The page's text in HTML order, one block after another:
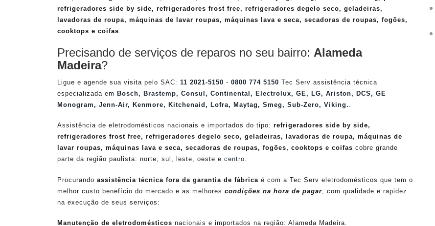
refrigeradores side by side, refrigeradores frost free, refrigeradores degelo seco, geladeiras,
lavadoras de roupa, máquinas de lavar roupas, máquinas lava e seca, secadoras de roupas, fogões,
cooktops e coifas.
Precisando de serviços de reparos no seu bairro: Alameda
Madeira?
Ligue e agende sua visita pelo SAC: 11 2021-5150 - 0800 774 5150 Tec Serv assistência técnica
especializada em Bosch, Brastemp, Consul , Continental , Electrolux, GE , LG, Ariston, DCS , GE
Monogram , Jenn-Air, Kenmore, Kitchenaid , Lofra, Maytag , Smeg , Sub-Zero, Viking.
Assistência de eletrodomésticos nacionais e importados do tipo: refrigeradores side by side,
refrigeradores frost free, refrigeradores degelo seco, geladeiras, lavadoras de roupa, máquinas de
lavar roupas, máquinas lava e seca, secadoras de roupas, fogões, cooktops e coifas cobre grande
parte da região paulista: norte, sul, leste, oeste e centro.
Procurando assistência técnica fora da garantia de fábrica é com a Tec Serv eletrodomésticos que tem o
melhor custo benefício do mercado e as melhores condições na hora de pagar , com qualidade e rapidez
na execução de seus serviços:
Manutenção de eletrodomésticos nacionais e importados na região: Alameda Madeira.